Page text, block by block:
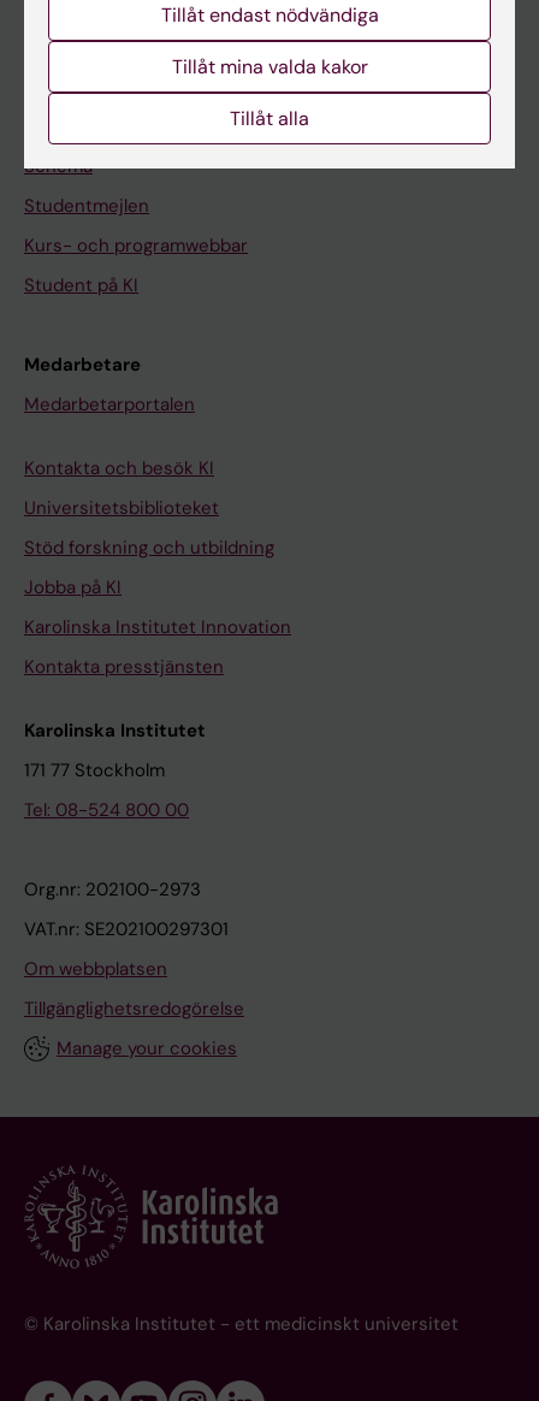
Student
Ladok
Schema
Studentmejlen
Kurs- och programwebbar
Student på KI
Medarbetare
Medarbetarportalen
Kontakta och besök KI
Universitetsbiblioteket
Stöd forskning och utbildning
Jobba på KI
Karolinska Institutet Innovation
Kontakta presstjänsten
Karolinska Institutet
171 77 Stockholm
Tel: 08-524 800 00
Org.nr: 202100-2973
VAT.nr: SE202100297301
Om webbplatsen
Tillgänglighetsredogörelse
Manage your cookies
© Karolinska Institutet - ett medicinskt universitet
Tillåt endast nödvändiga
Tillåt mina valda kakor
Tillåt alla